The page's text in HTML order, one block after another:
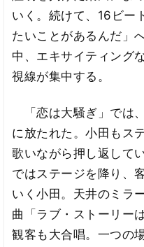
いく。続けて、16ビー
たいことがあるんだ」
中、エキサイティング
視線が集中する。
「恋は大騒ぎ」では
に放たれた。小田もス
歌いながら押し返して
ではステージを降り、
いく小田。天井のミラ
曲「ラブ・ストーリー
観客も大合唱。一つの